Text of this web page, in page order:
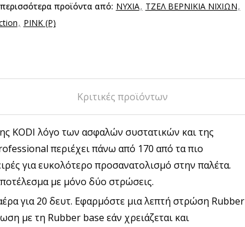
περισσότερα προϊόντα από: ΝΥΧΙΑ
ΤΖΕΛ ΒΕΡΝΙΚΙΑ ΝΙΧΙΩΝ
PINK (P)
Κριτικές προϊόντων
KODI λόγο των ασφαλών συστατικών και της
περιέχει πάνω από 170 από τα πιο
για ευκολότερο προσανατολισμό στην παλέτα.
με μόνο δύο στρώσεις.
για 20 δευτ. Εφαρμόστε μια λεπτή στρώση Rubber
με τη Rubber base εάν χρειάζεται και